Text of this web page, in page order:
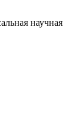
научная